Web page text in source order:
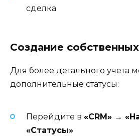
сделка
Создание
Для более детального учета
дополнительные статусы:
Перейдите в «CRM» →
«Статусы»